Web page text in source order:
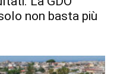
non basta più